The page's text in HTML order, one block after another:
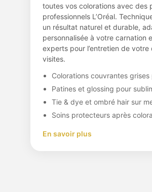
toutes vos colorations avec des
professionnels L’Oréal.
un résultat naturel et durable,
personnalisée à votre carnation
experts pour l’entretien de
visites.
Colorations couvrantes
Patines et glossing pour
Tie & dye et ombré hair sur
Soins protecteurs après
En savoir plus